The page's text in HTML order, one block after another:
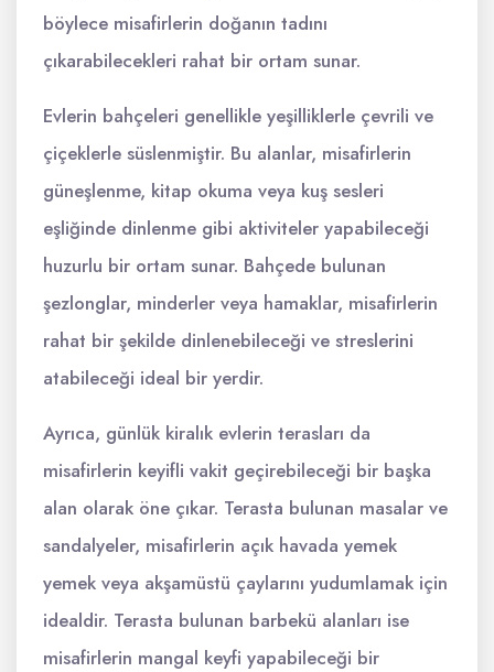
böylece misafirlerin doğanın tadını
çıkarabilecekleri rahat bir ortam sunar.
Evlerin bahçeleri genellikle yeşilliklerle çevrili ve
çiçeklerle süslenmiştir. Bu alanlar, misafirlerin
güneşlenme, kitap okuma veya kuş sesleri
eşliğinde dinlenme gibi aktiviteler yapabileceği
huzurlu bir ortam sunar. Bahçede bulunan
şezlonglar, minderler veya hamaklar, misafirlerin
rahat bir şekilde dinlenebileceği ve streslerini
atabileceği ideal bir yerdir.
Ayrıca, günlük kiralık evlerin terasları da
misafirlerin keyifli vakit geçirebileceği bir başka
alan olarak öne çıkar. Terasta bulunan masalar ve
sandalyeler, misafirlerin açık havada yemek
yemek veya akşamüstü çaylarını yudumlamak için
idealdir. Terasta bulunan barbekü alanları ise
misafirlerin mangal keyfi yapabileceği bir